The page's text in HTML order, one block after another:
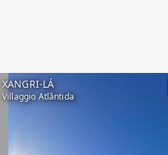
XANGRI-LÁ
Villaggio Atlântida